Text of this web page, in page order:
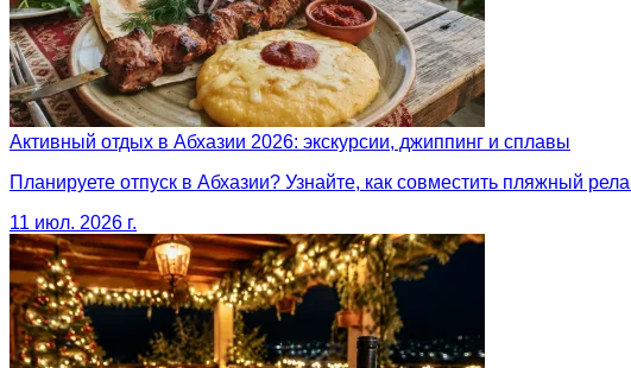
Активный отдых в Абхазии 2026: экскурсии, джиппинг и сплавы
Планируете отпуск в Абхазии? Узнайте, как совместить пляжный
11 июл. 2026 г.